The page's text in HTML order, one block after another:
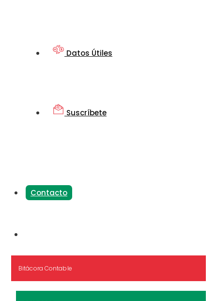
Datos Útiles
Suscríbete
Contacto
Bitácora Contable